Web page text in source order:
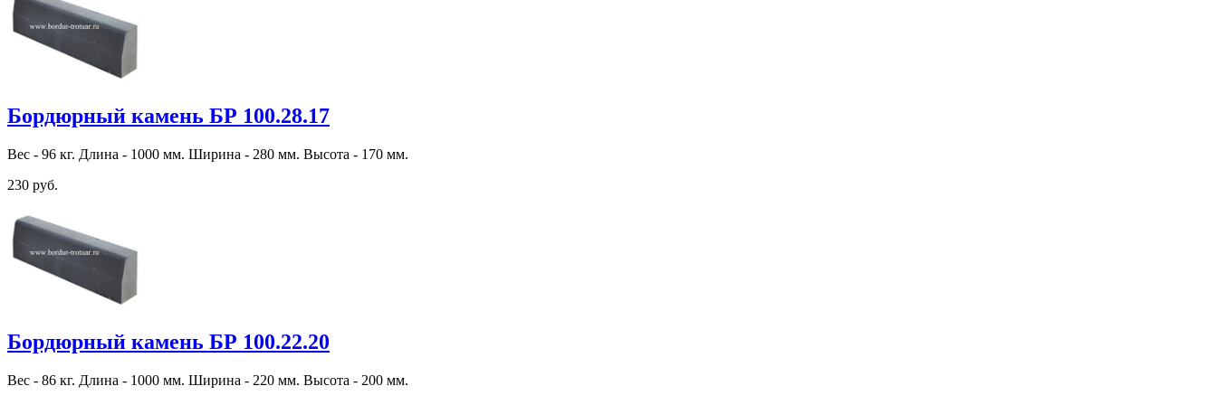
Бордюрный камень БР 100.28.17
Вес - 96 кг. Длина - 1000 мм. Ширина - 280 мм. Высота - 170 мм.
230 руб.
Бордюрный камень БР 100.22.20
Вес - 86 кг. Длина - 1000 мм. Ширина - 220 мм. Высота - 200 мм.